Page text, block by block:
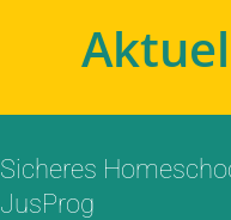
Sicheres
JusProg